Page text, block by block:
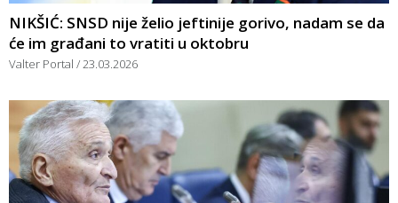
NIKŠIĆ: SNSD nije želio jeftinije gorivo, nadam se da
će im građani to vratiti u oktobru
Valter Portal 23.03.2026